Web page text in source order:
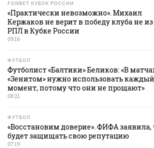
FONBET КУБОК РОССИИ
«Практически невозможно». Михаил
Кержаков не верит в победу клуба не из
РПЛ в Кубке России
09:16
ФУТБОЛ
Футболист «Балтики» Беликов: «В
«Зенитом» нужно использовать каждый
момент, потому что они не прощают»
08:21
ФУТБОЛ
«Восстановим доверие». ФИФА заявила,
будет защищать свою репутацию
07:19